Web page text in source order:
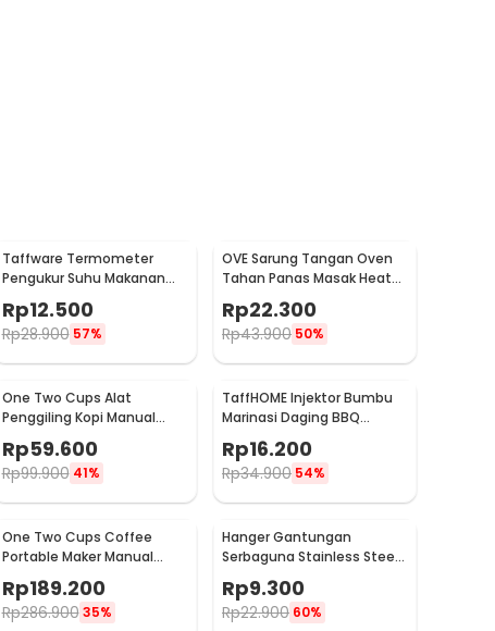
Taffware Termometer
Pengukur Suhu Makanan
TP101
Rp12.500
Rp28.900 57%
OVE Sarung Tangan Oven
Tahan Panas Masak Heat
Resistant Gloves - 540F
Rp22.300
Rp43.900 50%
One Two Cups Alat
Penggiling Kopi Manual
Coffee Grinder Portable -
WFCG9800
Rp59.600
Rp99.900 41%
TaffHOME Injektor Bumbu
Marinasi Daging BBQ
Seasoning Injector - HC117
Rp16.200
Rp34.900 54%
One Two Cups Coffee
Portable Maker Manual
Hand Press Espresso 300ml
- T35066
Rp189.200
Rp286.900 35%
Hanger Gantungan
Serbaguna Stainless Steel
10 PCS - M127105
Rp9.300
Rp22.900 60%